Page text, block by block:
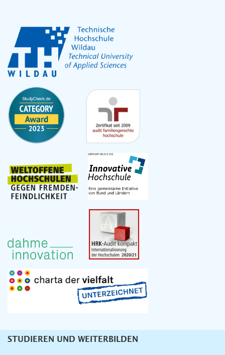
Unternavigation
STUDIEREN UND WEITERBILDEN